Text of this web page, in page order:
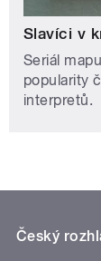
Slavíci v
Seriál
popularity
interpretů.
Český